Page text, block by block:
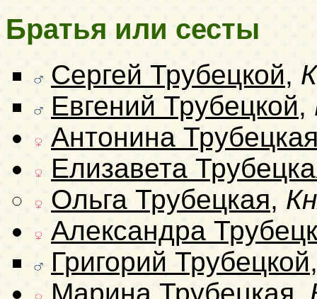
Братья или сесты
Сергей Трубецкой,
Евгений Трубецкой,
Антонина
Елизавета
Ольга Трубецкая,
Александра
Григорий Трубецкой